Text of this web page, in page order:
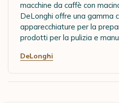
macchine da caffè con
DeLonghi offre una gamma
apparecchiature per la
prodotti per la pulizia e
DeLonghi